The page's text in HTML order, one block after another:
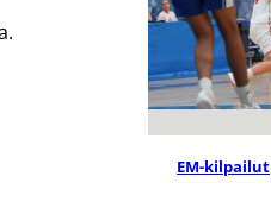
EM-kilpailut